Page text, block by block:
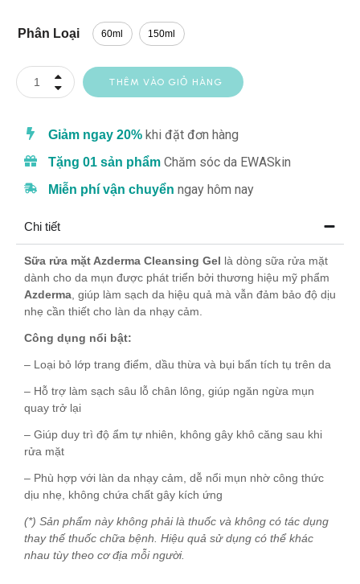
Phân Loại 60ml 150ml
THÊM VÀO GIỎ HÀNG
Giảm ngay 20% khi đặt đơn hàng
Tặng 01 sản phẩm Chăm sóc da EWASkin
Miễn phí vận chuyển ngay hôm nay
Chi tiết
Sữa rửa mặt Azderma Cleansing Gel là dòng sữa rửa mặt
dành cho da mụn được phát triển bởi thương hiệu mỹ phẩm
Azderma , giúp làm sạch da hiệu quả mà vẫn đảm bảo độ dịu
nhẹ cần thiết cho làn da nhạy cảm.
Công dụng nổi bật:
– Loại bỏ lớp trang điểm, dầu thừa và bụi bẩn tích tụ trên da
– Hỗ trợ làm sạch sâu lỗ chân lông, giúp ngăn ngừa mụn
quay trở lại
– Giúp duy trì độ ẩm tự nhiên, không gây khô căng sau khi
rửa mặt
– Phù hợp với làn da nhạy cảm, dễ nổi mụn nhờ công thức
dịu nhẹ, không chứa chất gây kích ứng
(*) Sản phẩm này không phải là thuốc và không có tác dụng
thay thế thuốc chữa bệnh. Hiệu quả sử dụng có thể khác
nhau tùy theo cơ địa mỗi người.